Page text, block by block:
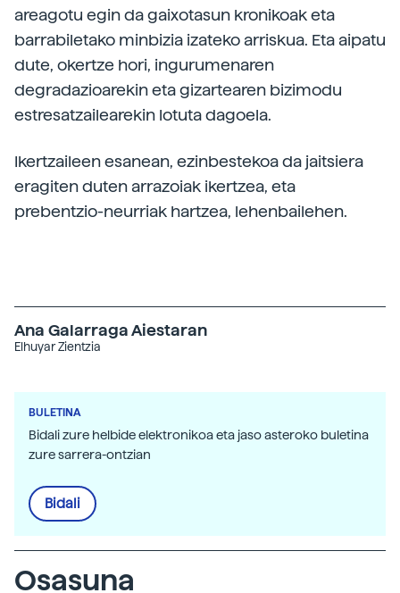
areagotu egin da gaixotasun kronikoak eta
barrabiletako minbizia izateko arriskua. Eta aipatu
dute, okertze hori, ingurumenaren
degradazioarekin eta gizartearen bizimodu
estresatzailearekin lotuta dagoela.
Ikertzaileen esanean, ezinbestekoa da jaitsiera
eragiten duten arrazoiak ikertzea, eta
prebentzio-neurriak hartzea, lehenbailehen.
Ana Galarraga Aiestaran
Elhuyar Zientzia
BULETINA
Bidali zure helbide elektronikoa eta jaso asteroko buletina
zure sarrera-ontzian
Bidali
Osasuna